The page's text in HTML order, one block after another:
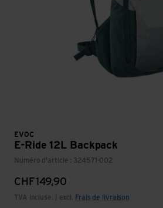
EVOC
E-Ride 12L Backpack
Numéro d'article : 324571-002
CHF149,90
TVA incluse. | excl. Frais de livraison